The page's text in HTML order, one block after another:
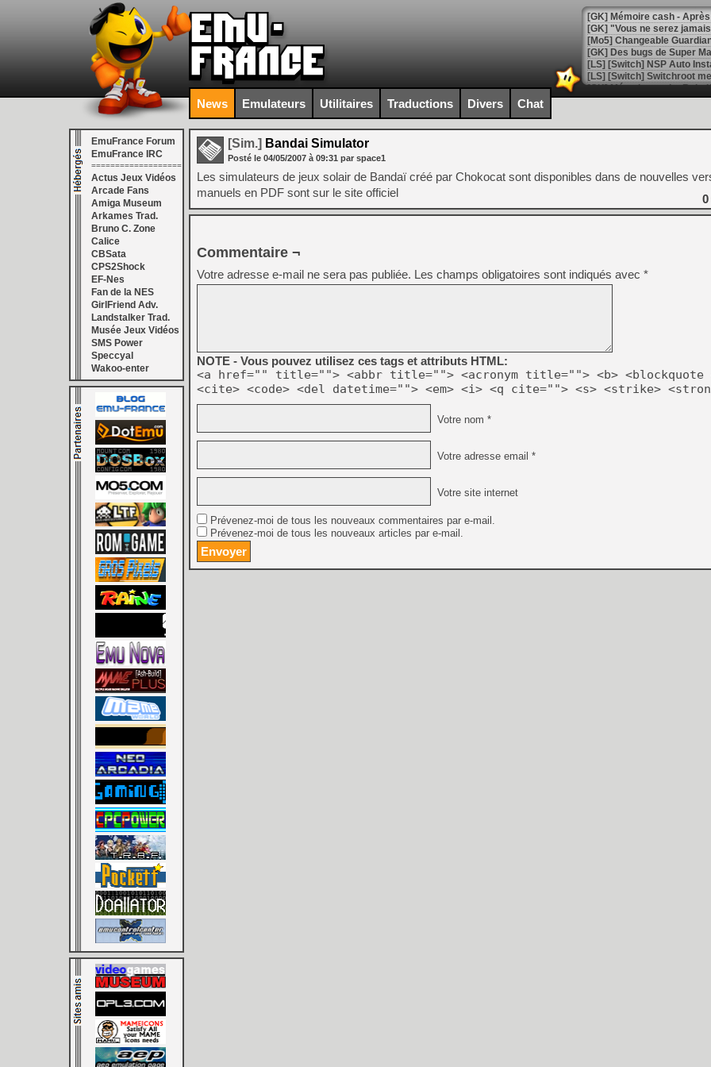
[GK] Mémoire cash -
[GK] "Vous ne serez
[Mo5] Changeable
[GK] Des bugs de Super
[LS] [Switch] NSP Auto
[GK] La saga horrifique
[GK] Le portage de Super
[Mo5] Le jeu de course
[GK] Guillermo del Toro
[GK] Mistfall Hunter : déjà
[GK] Wo Long 2 évolue
[GK] Crossfire : un TPS à
[LS] [PS5] Premiers
[Mo5] DOOM arrive en
[GK] Bethesda fête les 30
[GK] Roblox : l'action en
[GK] Agenda - GeForce
[LS] [PS5] ps5-y2jb-
[GK] Pourquoi Marvel
[GK] Test : Restory : Chill
[GK] GTA 6 : Rockstar
[GK] Un mod transforme
[GK] Diddy Kong Racing,
[Mo5] Les jeux
[Mo5] Le Zombi d’Ubisoft
[GK] Dans ce jeu de
News Emulateurs Utilitaires Traductions Divers Chat
EmuFrance Forum
EmuFrance IRC
===================
Actus Jeux Vidéos
Arcade Fans
Amiga Museum
Arkames Trad.
Bruno C. Zone
Calice
CBSata
CPS2Shock
EF-Nes
Fan de la NES
GirlFriend Adv.
Landstalker Trad.
Musée Jeux Vidéos
SMS Power
Speccyal
Wakoo-enter
[Sim.] Bandai Simulator
Posté le 04/05/2007 à 09:31 par space1
Les simulateurs de jeux solair de Bandaï créé par Chokocat sont disponibles dans de nouvelles
manuels en PDF sont sur le site officiel
0
Commentaire ¬
Votre adresse e-mail ne sera pas publiée. Les champs obligatoires sont indiqués avec *
NOTE - Vous pouvez utilisez ces tags et attributs HTML:
<a href="" title=""> <abbr title=""> <acronym title=""> <b> <blockquote
<cite> <code> <del datetime=""> <em> <i> <q cite=""> <s> <strike>
Votre nom *
Votre adresse email *
Votre site internet
Prévenez-moi de tous les nouveaux commentaires par e-mail.
Prévenez-moi de tous les nouveaux articles par e-mail.